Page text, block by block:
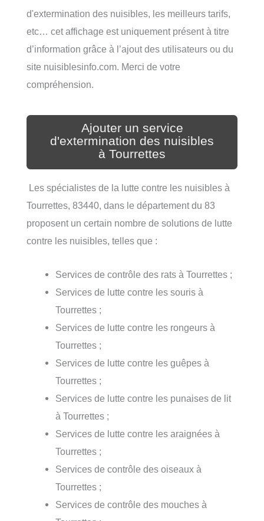
d'extermination des nuisibles, les meilleurs tarifs,
etc… cet affichage est uniquement présent à titre
d’information grâce à l’ajout des utilisateurs ou du
site nuisiblesinfo.com. Merci de votre
compréhension.
Ajouter un service
d'extermination des nuisibles
à Tourrettes
Les spécialistes de la lutte contre les nuisibles à
Tourrettes, 83440, dans le département du 83
proposent un certain nombre de solutions de lutte
contre les nuisibles, telles que :
Services de contrôle des rats à Tourrettes ;
Services de lutte contre les souris à
Tourrettes ;
Services de lutte contre les rongeurs à
Tourrettes ;
Services de lutte contre les guêpes à
Tourrettes ;
Services de lutte contre les punaises de lit
à Tourrettes ;
Services de lutte contre les araignées à
Tourrettes ;
Services de contrôle des oiseaux à
Tourrettes ;
Services de contrôle des mouches à